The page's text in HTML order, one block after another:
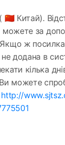
Китай).
можете за
ж
додана в
кілька
можете
http://